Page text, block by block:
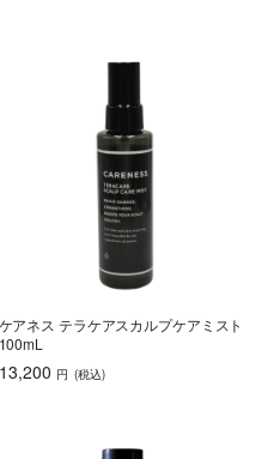
ケアネス テラケアスカルプケアミスト
100mL
13,200 円 (税込)